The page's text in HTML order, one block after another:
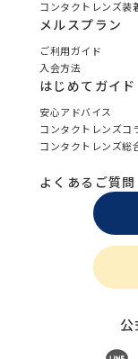
コンタクトレンズ装
メルスプラン
ご利用ガイド
入会方法
はじめてガイド
安心アドバイス
コンタクトレンズコ
コンタクトレンズ総
よくあるご質問